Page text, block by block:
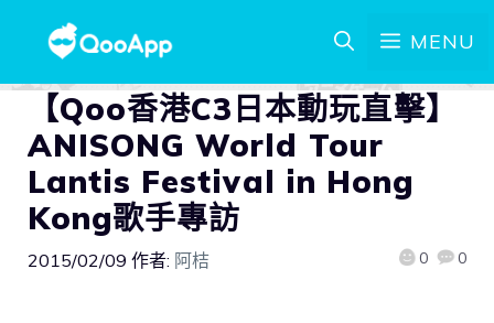
MENU
【Qoo香港C3日本動玩直擊】
ANISONG World Tour
Lantis Festival in Hong
Kong歌手專訪
2015/02/09 作者: 阿桔 0 0